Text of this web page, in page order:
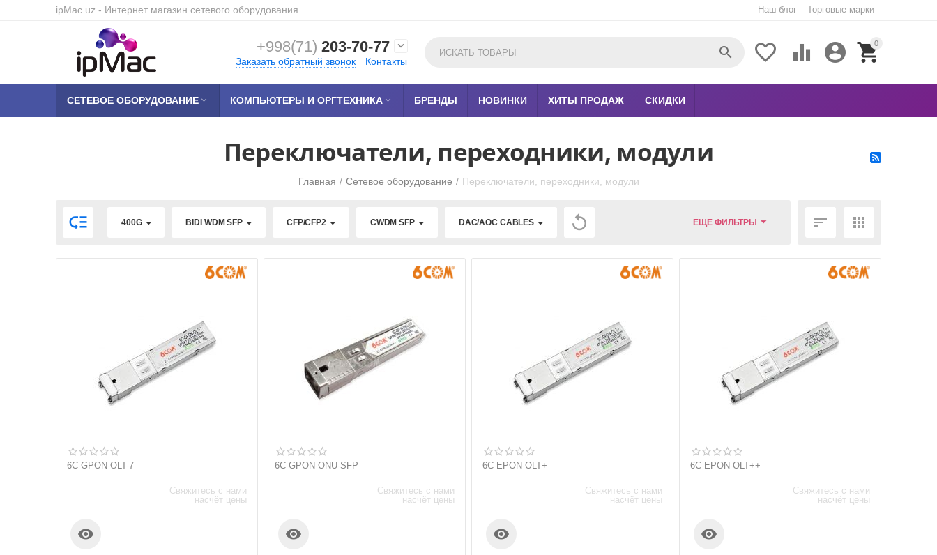
ipMac.uz - Интернет магазин сетевого оборудования Наш блог Торговые марки
+998(71) 203-70-77 
Заказать обратный звонок Контакты
0


 

СЕТЕВОЕ ОБОРУДОВАНИЕ  КОМПЬЮТЕРЫ И ОРГТЕХНИКА  БРЕНДЫ НОВИНКИ ХИТЫ ПРОДАЖ СКИДКИ
Переключатели, переходники, модули
Главная / Сетевое оборудование / Переключатели, переходники, модули
 400G BIDI WDM SFP CFP/CFP2 CWDM SFP DAC/AOC CABLES  ЕЩЁ ФИЛЬТРЫ  
6C-GPON-OLT-7
Свяжитесь с нами
насчёт цены

6C-GPON-ONU-SFP
Свяжитесь с нами
насчёт цены

6C-EPON-OLT+
Свяжитесь с нами
насчёт цены

6C-EPON-OLT++
Свяжитесь с нами
насчёт цены
